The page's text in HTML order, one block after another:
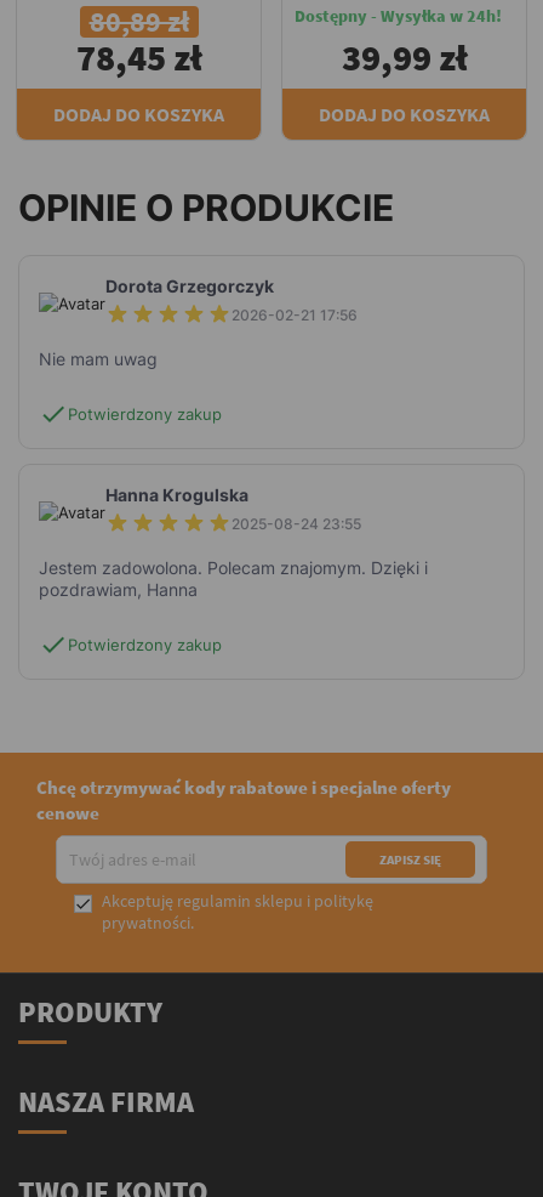
80,89 zł
78,45 zł
DODAJ DO KOSZYKA
Dostępny - Wysyłka w 24h!
39,99 zł
DODAJ DO KOSZYKA
OPINIE O PRODUKCIE
Dorota Grzegorczyk
2026-02-21 17:56
Nie mam uwag
check Potwierdzony zakup
Hanna Krogulska
2025-08-24 23:55
Jestem zadowolona. Polecam znajomym. Dzięki i
pozdrawiam, Hanna
check Potwierdzony zakup
Chcę otrzymywać kody rabatowe i specjalne oferty
cenowe
 Akceptuję regulamin sklepu i politykę
prywatności.
PRODUKTY
NASZA FIRMA